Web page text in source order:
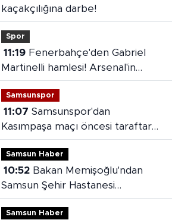
kaçakçılığına darbe!
Spor
11:19Fenerbahçe'den Gabriel
Martinelli hamlesi! Arsenal'in
bonservis beklentisi ortaya çıktı
Samsunspor
11:07
Kasımpaşa maçı öncesi taraftara
jest
Samsun Haber
10:52Bakan Memişoğlu'ndan
Samsun Şehir Hastanesi
değerlendirmesi
Samsun Haber